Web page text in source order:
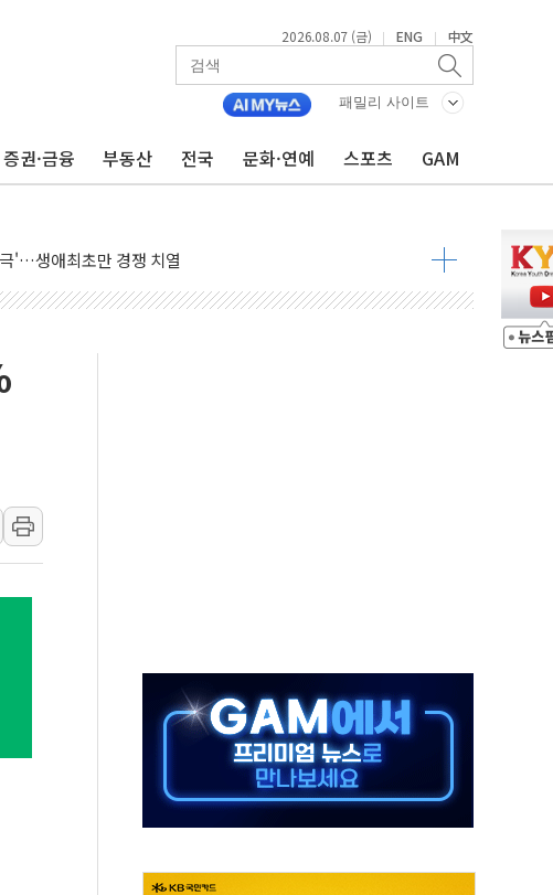
2026.08.07 (금) | ENG | 中文
패밀리 사이트
증권·금융 부동산 전국 문화·연예 스포츠 GAM
클라비온 59㎡ 18억원대
국토부-서울시 '정책 엇박자'
…고래·ETF 매수에도 고유가·금리·입법 지연 '삼중 부담'
마감...석유·가스주 올랐지만 빈그룹이 상쇄
격… 위기 고조되는 또 다른 중동 화약고
로 여름나기 [뉴스핌 줌인]
…누적 온열질환자 2872명
안에 與 내부서 '총선·대선 직격탄' 우려
재난지역 선포
세입자…경찰, 현행범 체포
개편"
폭염기 신속 보상 강화